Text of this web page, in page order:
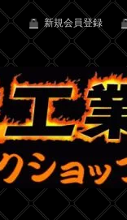
新規会員登録